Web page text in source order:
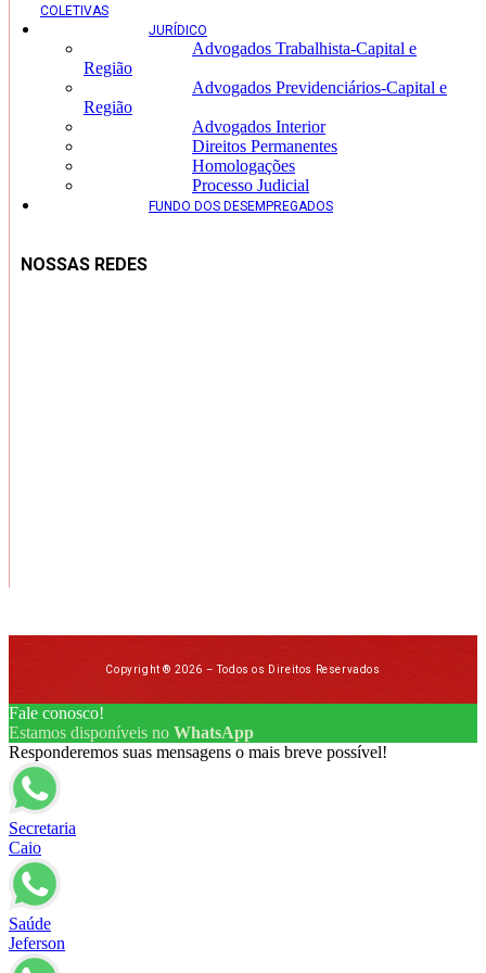
COLETIVAS
JURÍDICO
Advogados Trabalhista-Capital e
Região
Advogados Previdenciários-Capital e
Região
Advogados Interior
Direitos Permanentes
Homologações
Processo Judicial
FUNDO DOS DESEMPREGADOS
NOSSAS REDES
Copyright ® 2026 – Todos os Direitos Reservados
Fale conosco!
Estamos disponíveis no WhatsApp
Responderemos suas mensagens o mais breve possível!
Secretaria
Caio
Saúde
Jeferson